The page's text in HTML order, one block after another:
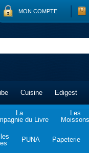
MON COMPTE
Cuisine Edigest
La
du Livre
Les
Moissons
PUNA Papeterie